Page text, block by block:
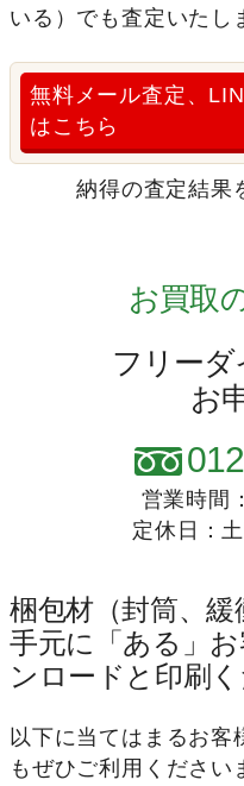
いる）でも査定いたし
無料メール査定、
はこちら
納得の査定結果
お買取
フリー
お
営業時間
定休日：
梱包材（封筒、
手元に「ある」
ンロードと印刷く
以下に当てはまるお客
もぜひご利用ください